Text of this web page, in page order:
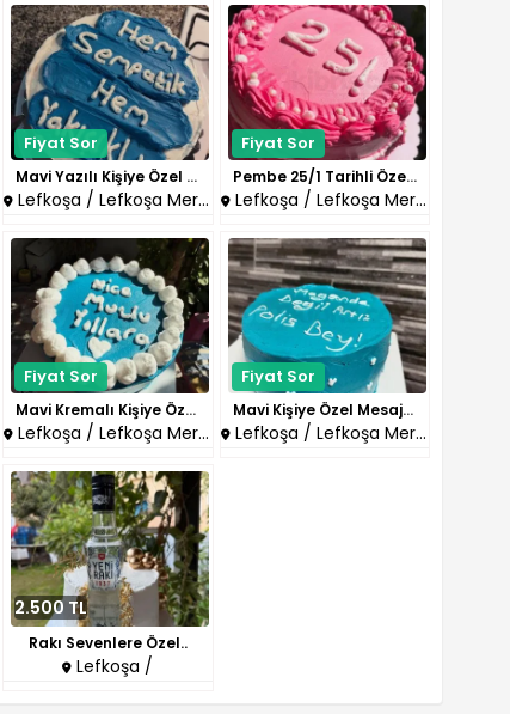
Fiyat Sor
Mavi Yazılı Kişiye Özel Pasta..
Lefkoşa / Lefkoşa Merkez
Fiyat Sor
Pembe 25/1 Tarihli Özel Gün Pa..
Lefkoşa / Lefkoşa Merkez
Fiyat Sor
Mavi Kremalı Kişiye Özel Doğum..
Lefkoşa / Lefkoşa Merkez
Fiyat Sor
Mavi Kişiye Özel Mesajlı Pasta..
Lefkoşa / Lefkoşa Merkez
2.500 TL
Rakı Sevenlere Özel..
Lefkoşa /